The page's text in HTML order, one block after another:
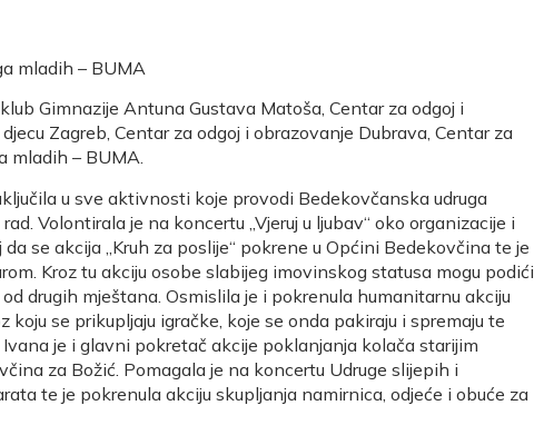
mladih – BUMA
Gimnazije Antuna Gustava Matoša, Centar za odgoj i
Zagreb, Centar za odgoj i obrazovanje Dubrava, Centar za
mladih – BUMA.
u sve aktivnosti koje provodi Bedekovčanska udruga
Volontirala je na koncertu „Vjeruj u ljubav“ oko organizacije i
se akcija „Kruh za poslije“ pokrene u Općini Bedekovčina te je
Kroz tu akciju osobe slabijeg imovinskog statusa mogu podići
drugih mještana. Osmislila je i pokrenula humanitarnu akciju
koju se prikupljaju igračke, koje se onda pakiraju i spremaju te
je i glavni pokretač akcije poklanjanja kolača starijim
za Božić. Pomagala je na koncertu Udruge slijepih i
te je pokrenula akciju skupljanja namirnica, odjeće i obuće za